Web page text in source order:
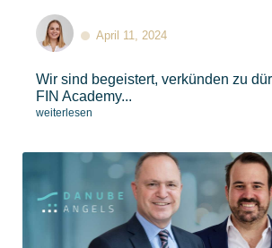
April 11, 2024
Wir sind begeistert, verkünden zu
FIN Academy...
weiterlesen